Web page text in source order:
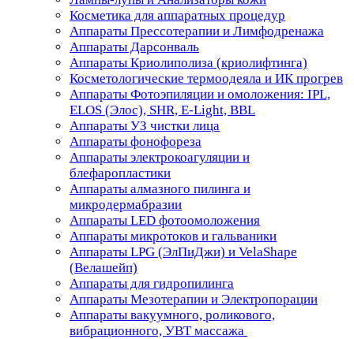
Косметика для аппаратных процедур
Аппараты Прессотерапии и Лимфодренажа
Аппараты Дарсонваль
Аппараты Криолиполиза (криолифтинга)
Косметологические термоодеяла и ИК прогрев
Аппараты Фотоэпиляции и омоложения: IPL,
ELOS (Элос), SHR, E-Light, BBL
Аппараты УЗ чистки лица
Аппараты фонофореза
Аппараты электрокоагуляции и
блефаропластики
Аппараты алмазного пилинга и
микродермабразии
Аппараты LED фотоомоложения
Аппараты микротоков и гальваники
Аппараты LPG (ЭлПиДжи) и VelaShape
(Велашейп)
Аппараты для гидропилинга
Аппараты Мезотерапии и Электропорации
Аппараты вакуумного, роликового,
вибрационного, УВТ массажа